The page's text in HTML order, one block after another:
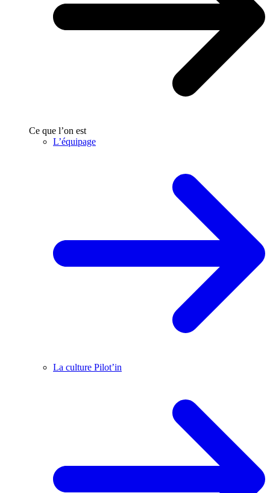
Ce que l’on est
L’équipage
La culture Pilot’in